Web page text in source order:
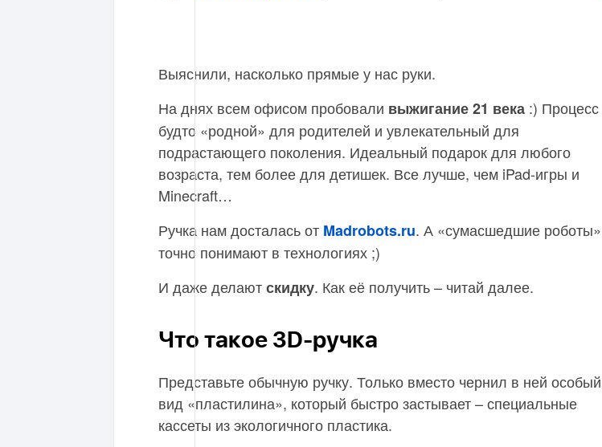
Выяснили, насколько прямые у нас руки.
На днях всем офисом пробовали выжигание 21 века :) Процесс
будто «родной» для родителей и увлекательный для
подрастающего поколения. Идеальный подарок для любого
возраста, тем более для детишек. Все лучше, чем iPad-игры и
Minecraft…
Ручка нам досталась от Madrobots.ru. А «сумасшедшие роботы»
точно понимают в технологиях ;)
И даже делаютскидку. Как её получить – читай далее.
Что такое 3D-ручка
Представьте обычную ручку. Только вместо чернил в ней особый
вид «пластилина», который быстро застывает – специальные
кассеты из экологичного пластика.